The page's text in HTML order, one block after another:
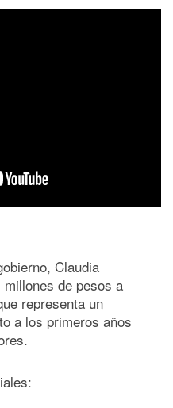
Claudia
de pesos a
representa un
a los primeros años